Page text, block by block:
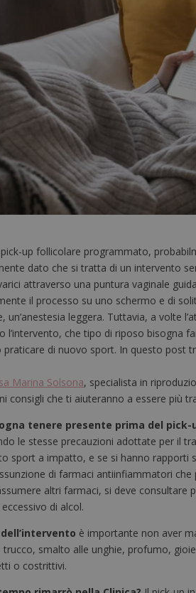
up follicolare programmato,
dato che si tratta di un intervento
attraverso una puntura vaginale
il processo su uno schermo e di
un’anestesia leggera. Tuttavia, a volte
l’intervento, che tipo di riposo bisogna
praticare di nuovo sport. In questo post
Marina Solsona, specialista in
consigli che ti aiuteranno a essere più
tenere presente prima del pick-
le stesse precauzioni adottate per il
sport a impatto, e se si hanno rapporti
di farmaci antiinfiammatori
altri farmaci, si deve consultare
di alcol.
è importante non aver
trucco, smalto alle unghie, profumo,
o costrittivi.